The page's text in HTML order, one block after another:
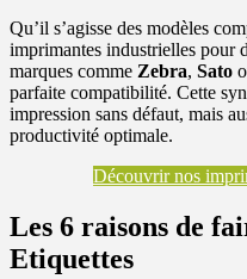
Qu’il s’agisse des modèles
imprimantes industrielles pour
marques comme Zebra, Sato
parfaite compatibilité. Cette
impression sans défaut, mais
productivité optimale.
Découvrir nos
Les 6 raisons de
Etiquettes